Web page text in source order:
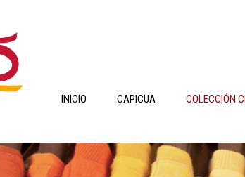
INICIO CAPICUA COLECCIÓN